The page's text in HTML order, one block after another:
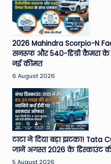
2026 Mahindra Scorpio-N
सनरूफ और 540-डिग्री कैमरा के
नई कीमत
6 August 2026
टाटा ने दिया बड़ा झटका! Tata
जानें अगस्त 2026 के डिस्काउंट
5 August 2026